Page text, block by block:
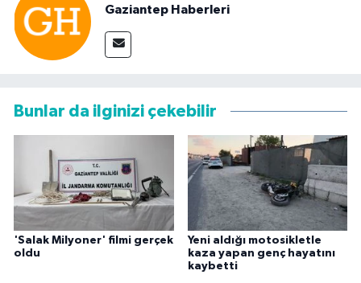
Gaziantep Haberleri
Bunlar da ilginizi çekebilir
'Salak Milyoner' filmi gerçek
oldu
Yeni aldığı motosikletle
kaza yapan genç hayatını
kaybetti